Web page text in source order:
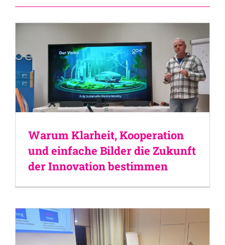
Warum Klarheit, Kooperation
und einfache Bilder die Zukunft
der Innovation bestimmen